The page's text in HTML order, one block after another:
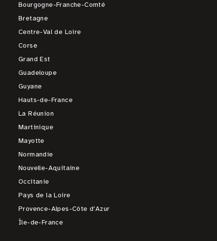
Bourgogne-Franche-Comté
Bretagne
Centre-Val de Loire
Corse
Grand Est
Guadeloupe
Guyane
Hauts-de-France
La Réunion
Martinique
Mayotte
Normandie
Nouvelle-Aquitaine
Occitanie
Pays de la Loire
Provence-Alpes-Côte d'Azur
Île-de-France